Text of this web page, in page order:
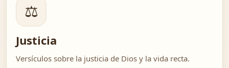
⚖️
Justicia
Versículos sobre la justicia de Dios y la vida recta.